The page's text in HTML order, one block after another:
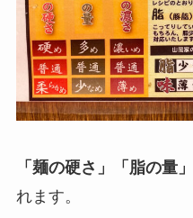
「麺の硬さ」「脂の量
れます。